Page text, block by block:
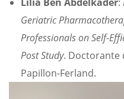
Geriatric
Professionals on Self-
Post Study. Doctorante
Papillon-Ferland.